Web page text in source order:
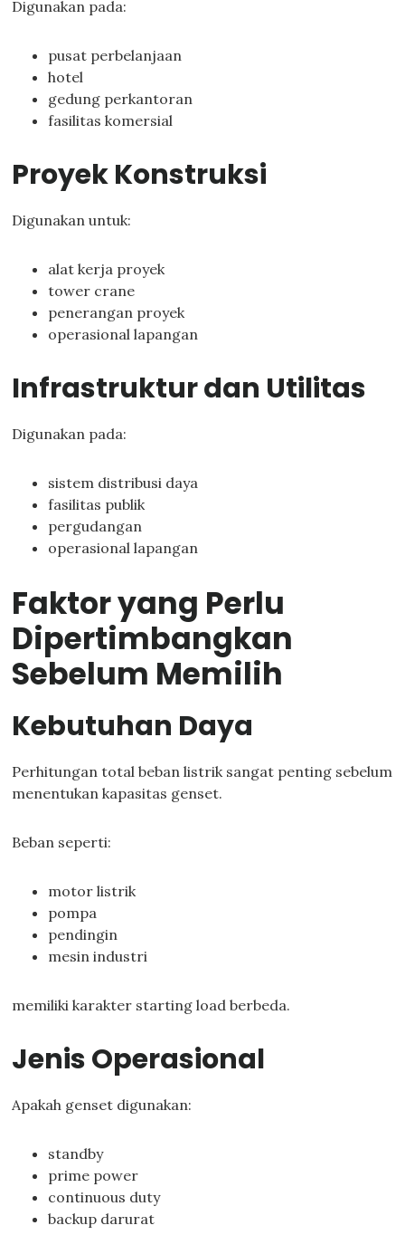
Digunakan pada:
pusat perbelanjaan
hotel
gedung perkantoran
fasilitas komersial
Proyek Konstruksi
Digunakan untuk:
alat kerja proyek
tower crane
penerangan proyek
operasional lapangan
Infrastruktur dan Utilitas
Digunakan pada:
sistem distribusi daya
fasilitas publik
pergudangan
operasional lapangan
Faktor yang Perlu
Dipertimbangkan
Sebelum Memilih
Kebutuhan Daya
Perhitungan total beban listrik sangat penting sebelum
menentukan kapasitas genset.
Beban seperti:
motor listrik
pompa
pendingin
mesin industri
memiliki karakter starting load berbeda.
Jenis Operasional
Apakah genset digunakan:
standby
prime power
continuous duty
backup darurat